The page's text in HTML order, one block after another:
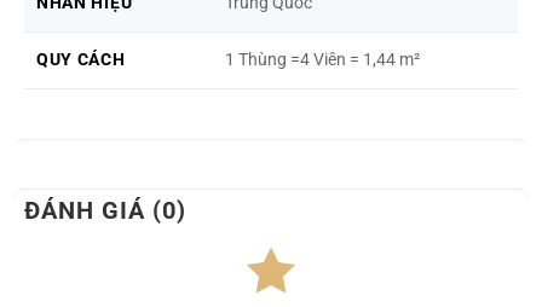
QUY CÁCH 1 Thùng =4 Viên = 1,44 m²
ĐÁNH GIÁ (0)